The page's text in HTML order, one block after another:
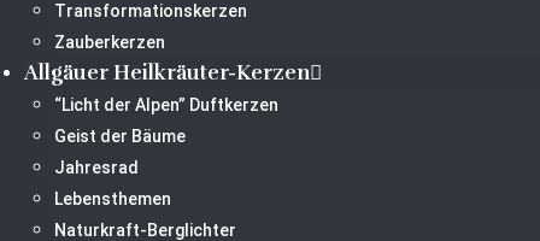
Transformationskerzen
Zauberkerzen
Allgäuer Heilkräuter-Kerzen
“Licht der Alpen” Duftkerzen
Geist der Bäume
Jahresrad
Lebensthemen
Naturkraft-Berglichter